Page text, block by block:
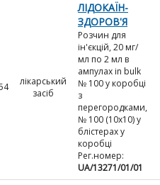
лікарський
засіб
ЛІДОКАЇН-
ЗДОРОВ'Я
Розчин для
ін'єкцій, 20 мг/
мл по 2 мл в
ампулах in bulk
№ 100 у коробці
з
перегородками,
№ 100 (10х10) у
блістерах у
коробці
Рег.номер:
UA/13271/01/01